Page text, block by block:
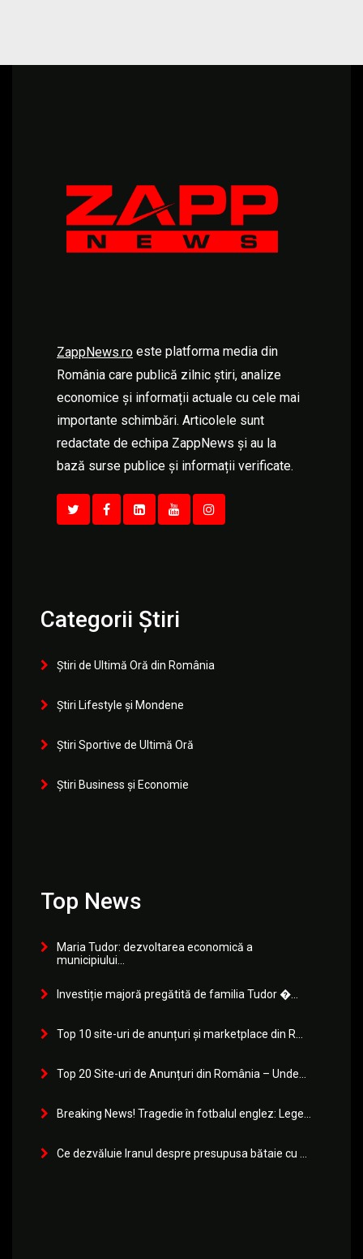
ZappNews.ro este platforma media din
România care publică zilnic știri, analize
economice și informații actuale cu cele mai
importante schimbări. Articolele sunt
redactate de echipa ZappNews și au la
bază surse publice și informații verificate.
Categorii Știri
Știri de Ultimă Oră din România
Știri Lifestyle și Mondene
Știri Sportive de Ultimă Oră
Știri Business și Economie
Top News
Maria Tudor: dezvoltarea economică a
municipiului...
Investiție majoră pregătită de familia Tudor �...
Top 10 site-uri de anunțuri și marketplace din R...
Top 20 Site-uri de Anunțuri din România – Unde...
Breaking News! Tragedie în fotbalul englez: Lege...
Ce dezvăluie Iranul despre presupusa bătaie cu ...